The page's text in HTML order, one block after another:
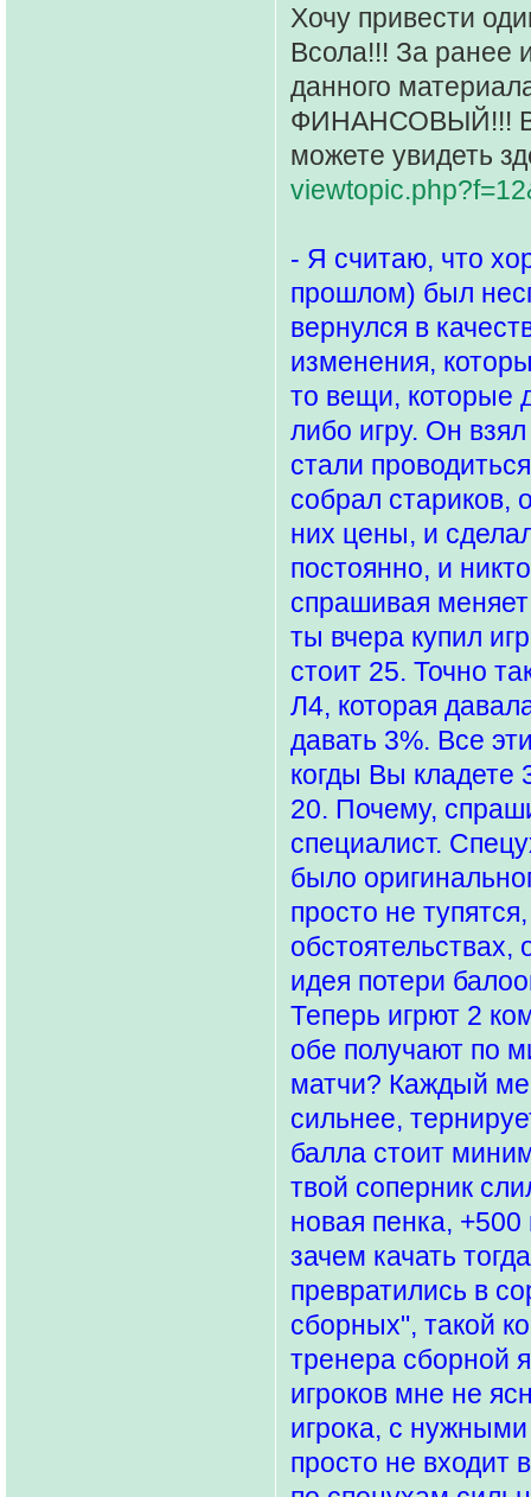
Хочу привести
Всола!!! За ранее
данного
ФИНАНСОВЫЙ!!!
можете увидеть
- Я считаю, что
прошлом) был
вернулся в
изменения,
то вещи, которые
либо игру. Он
стали
собрал стариков,
них цены, и
постоянно, и
спрашивая
ты вчера купил
стоит 25. Точно
Л4, которая
давать 3%. Все
когды Вы кладете
20. Почему,
специалист.
было
просто не
идея потери
Теперь игрют 2
обе получают по
матчи? Каждый
сильнее,
балла стоит
твой соперник
новая пенка,
зачем качать
превратились в
сборных", такой
тренера сборной
игроков мне не
игрока, с
просто не входит